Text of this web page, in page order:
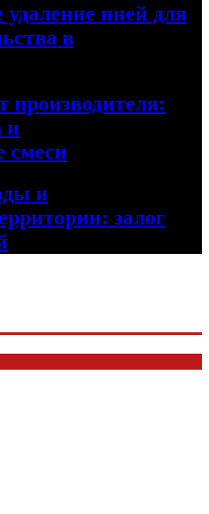
пней для
в
производителя:
и
смеси
и
залог